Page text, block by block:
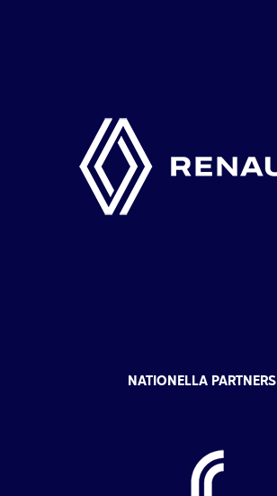
NATIONELLA PARTNERS